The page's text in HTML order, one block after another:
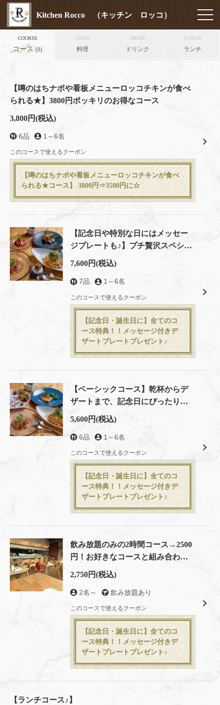
Kitchen Rocco （キッチン ロッコ）
COURSE
コース(8)
FOOD
料理
DRINK
ドリンク
LUNCH
ランチ
【噂のはちナポや看板メニューロッコチキンが食べ
られる★】3800円ポッキリのお得なコース
3,800円(税込)
6品 1～6名
このコースで使えるクーポン
【噂のはちナポや看板メニューロッコチキンが食べ
られる★コース】 3800円⇒3500円に☆
【記念日や特別な日にはメッセー
ジプレートも♪】プチ贅沢スペシャ
ルコース
7,600円(税込)
7品 1～6名
このコースで使えるクーポン
【記念日・誕生日に】全てのコ
ース特典！！メッセージ付きデ
ザートプレートプレゼント♪
【ベーシックコース】乾杯からデ
ザートまで、記念日にぴったりの
王道コース
5,600円(税込)
6品 1～6名
このコースで使えるクーポン
【記念日・誕生日に】全てのコ
ース特典！！メッセージ付きデ
ザートプレートプレゼント♪
飲み放題のみの2時間コース→2500
円！お好きなコースと組み合わせ
てもOK★
2,750円(税込)
2名～ 飲み放題あり
このコースで使えるクーポン
【記念日・誕生日に】全てのコ
ース特典！！メッセージ付きデ
ザートプレートプレゼント♪
【ランチコース♪】